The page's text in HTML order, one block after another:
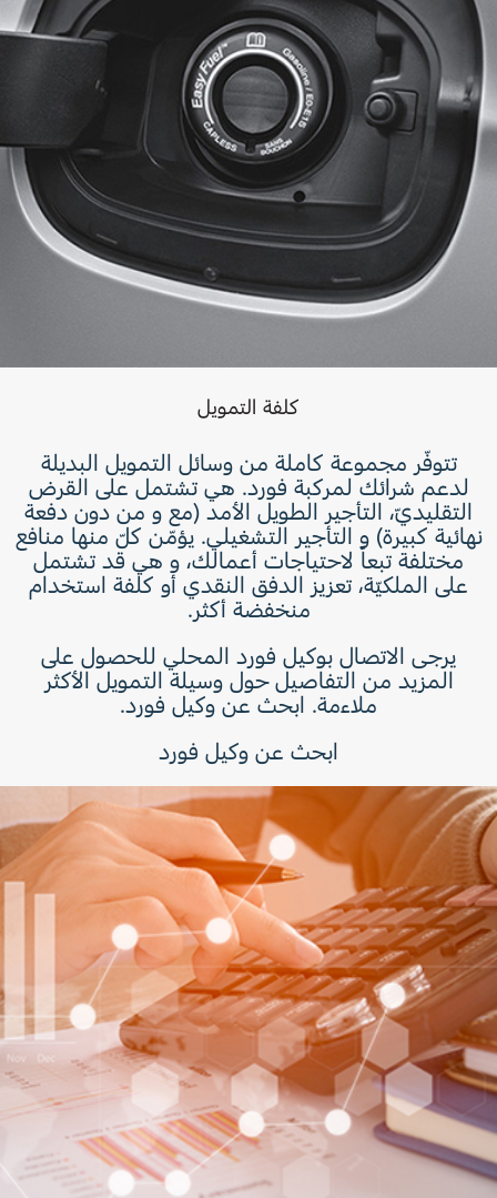
كلفة التمويل
تتوفّر مجموعة كاملة من وسائل التمويل البديلة
لدعم شرائك لمركبة فورد. هي تشتمل على القرض
التقليديّ، التأجير الطويل الأمد (مع و من دون دفعة
نهائية كبيرة) و التأجير التشغيلي. يؤمّن كلّ منها منافع
مختلفة تبعاً لاحتياجات أعمالك، و هي قد تشتمل
على الملكيّة، تعزيز الدفق النقدي أو كلفة استخدام
منخفضة أكثر.
يرجى الاتصال بوكيل فورد المحلي للحصول على
المزيد من التفاصيل حول وسيلة التمويل الأكثر
ملاءمة. ابحث عن وكيل فورد.
ابحث عن وكيل فورد